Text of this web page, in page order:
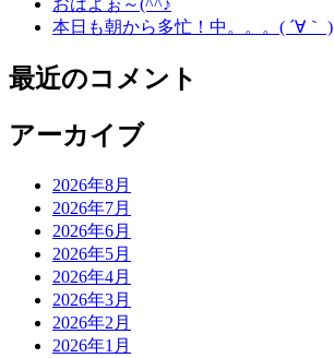
おはよぉ～(^^♪
本日も朝から多忙！中。。。( ´∀｀ )
最近のコメント
アーカイブ
2026年8月
2026年7月
2026年6月
2026年5月
2026年4月
2026年3月
2026年2月
2026年1月